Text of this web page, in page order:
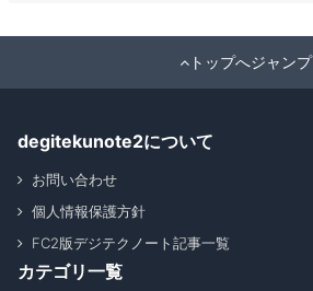
トップへジャンプ
degitekunote2について
お問い合わせ
個人情報保護方針
FC2版デジテクノート記事一覧
カテゴリ一覧